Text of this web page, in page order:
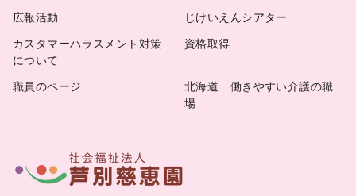
広報活動
じけいえんシアター
カスタマーハラスメント対策
について
資格取得
職員のページ
北海道 働きやすい介護の職
場